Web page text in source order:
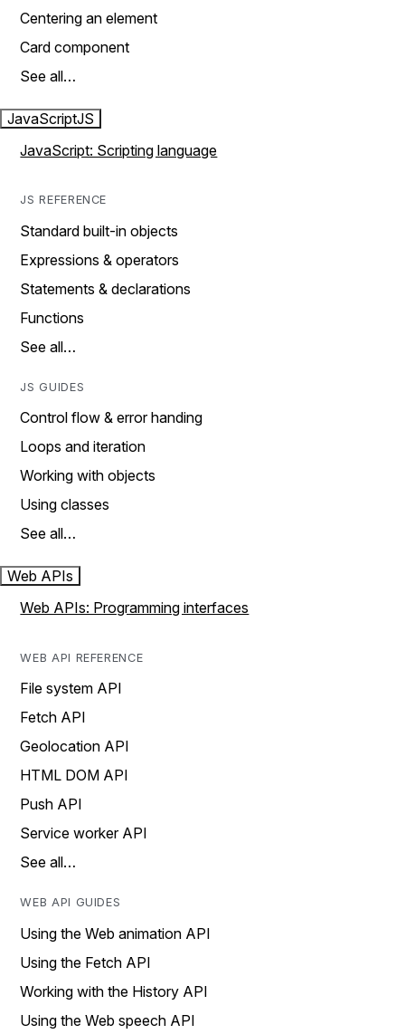
Centering an element
Card component
See all…
JavaScriptJS
JavaScript: Scripting language
JS REFERENCE
Standard built-in objects
Expressions & operators
Statements & declarations
Functions
See all…
JS GUIDES
Control flow & error handing
Loops and iteration
Working with objects
Using classes
See all…
Web APIs
Web APIs: Programming interfaces
WEB API REFERENCE
File system API
Fetch API
Geolocation API
HTML DOM API
Push API
Service worker API
See all…
WEB API GUIDES
Using the Web animation API
Using the Fetch API
Working with the History API
Using the Web speech API